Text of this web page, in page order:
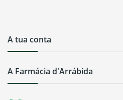
A Farmácia d'Arrábida
A tua conta